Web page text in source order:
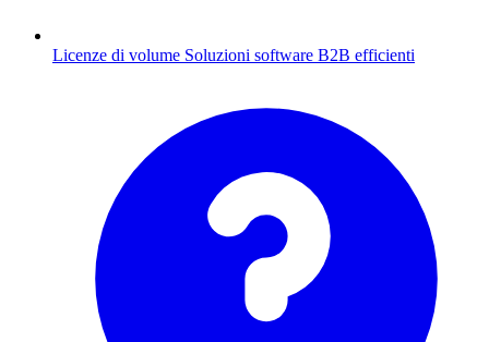
Licenze di volume Soluzioni software B2B efficienti